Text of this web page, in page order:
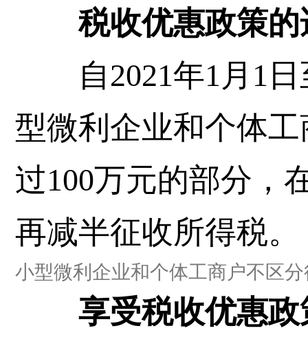
税收优惠政策的
自2021年1月1日
型微利企业和个体
过100万元的部分，
再减半征收所得税。
小型微利企业和个体工商户不区
享受税收优惠政